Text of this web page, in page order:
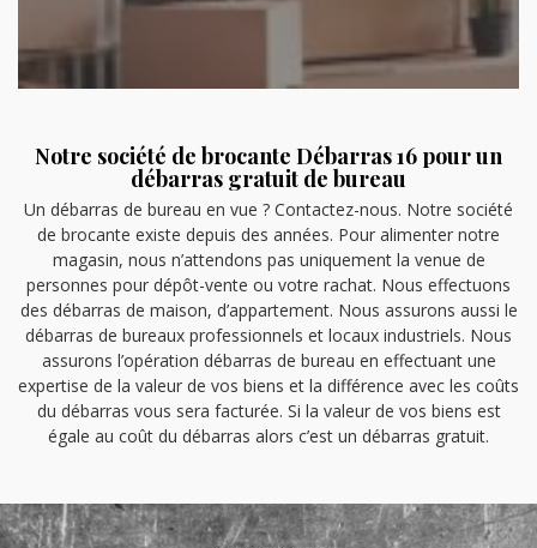
Notre société de brocante Débarras 16 pour un
débarras gratuit de bureau
Un débarras de bureau en vue ? Contactez-nous. Notre société
de brocante existe depuis des années. Pour alimenter notre
magasin, nous n’attendons pas uniquement la venue de
personnes pour dépôt-vente ou votre rachat. Nous effectuons
des débarras de maison, d’appartement. Nous assurons aussi le
débarras de bureaux professionnels et locaux industriels. Nous
assurons l’opération débarras de bureau en effectuant une
expertise de la valeur de vos biens et la différence avec les coûts
du débarras vous sera facturée. Si la valeur de vos biens est
égale au coût du débarras alors c’est un débarras gratuit.